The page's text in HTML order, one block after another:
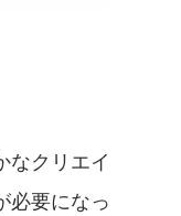
なクリエイ
必要になっ